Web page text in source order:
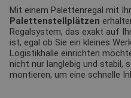
Mit einem Palettenregal mit
Palettenstellplätzen
Regalsystem, das exakt auf
ist, egal ob Sie ein kleines
Logistikhalle einrichten
nicht nur langlebig und stabil,
montieren, um eine schnelle